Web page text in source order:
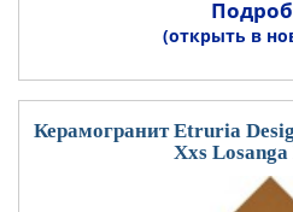
(открыть в
Керамогранит Etruria
Xxs